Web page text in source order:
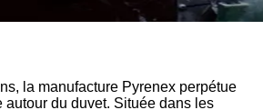
la manufacture Pyrenex perpétue
autour du duvet. Située dans les